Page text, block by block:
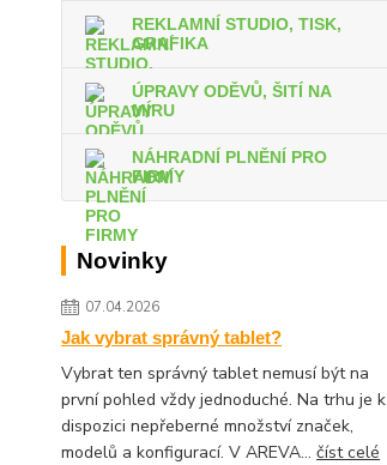
REKLAMNÍ STUDIO, TISK,
GRAFIKA
ÚPRAVY ODĚVŮ, ŠITÍ NA
MÍRU
NÁHRADNÍ PLNĚNÍ PRO
FIRMY
Novinky
07.04.2026
Jak vybrat správný tablet?
Vybrat ten správný tablet nemusí být na
první pohled vždy jednoduché. Na trhu je k
dispozici nepřeberné množství značek,
modelů a konfigurací. V AREVA...číst celé